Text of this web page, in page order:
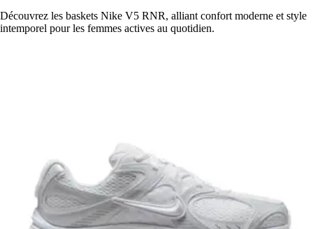
Découvrez les baskets Nike V5 RNR, alliant confort moderne et style
intemporel pour les femmes actives au quotidien.